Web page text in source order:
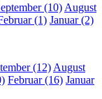
(10) August
(1) Januar (2)
(12) August
Februar (16) Januar